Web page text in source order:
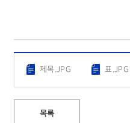
제목.JPG 표.JPG
목록